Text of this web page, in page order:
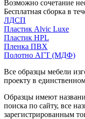
Возможно сочетание
Бесплатная сборка в
ЛДСП
Пластик Alvic Luxe
Пластик HPL
Пленка ПВХ
Полотно АГТ (МДФ)
Все образцы мебели
проекту в
Образцы имеют
поиска по сайту, все
зарегистрированным